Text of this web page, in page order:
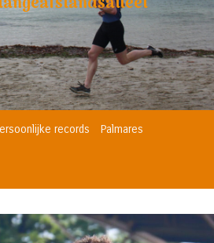
records Palmares